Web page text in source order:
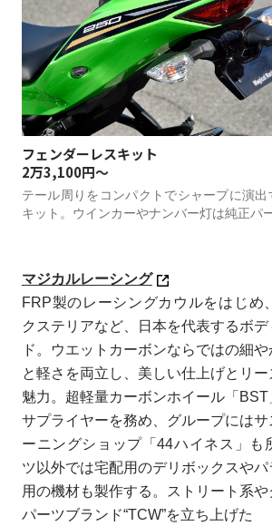
フェンダーレスキット
2万3,100円～
テール周りをコンパクトでシャープに演出
キット。ウインカーやナンバー灯は純正パ
マジカルレーシング
FRP製のレーシングカウルをはじめ
クステリアなど、日本を代表するボ
ド。ウエットカーボンならではの細
と軽さを両立し、美しい仕上げとリ
魅力。超軽量カーボンホイール「
サプライヤーを務め、グループにはサ
ーニングショップ「44ハイネス」も
ツ以外では宅配用のデリボックスや
用の機材も製作する。ストリート系
パーツブランド“TCW”を立ち上げた